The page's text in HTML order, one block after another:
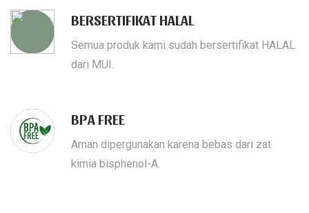
BERSERTIFIKAT HALAL
Semua produk kami sudah bersertifikat HALAL
dari MUI.
BPA FREE
Aman dipergunakan karena bebas dari zat
kimia bisphenol-A.